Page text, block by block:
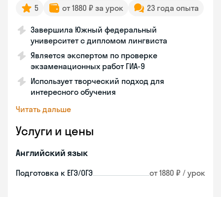
5 от 1880 ₽ за урок 23 года опыта
Завершила Южный федеральный
университет с дипломом лингвиста
Является экспертом по проверке
экзаменационных работ ГИА-9
Использует творческий подход для
интересного обучения
Читать дальше
Услуги и цены
Английский язык
Подготовка к ЕГЭ/ОГЭ от 1880 ₽ / урок